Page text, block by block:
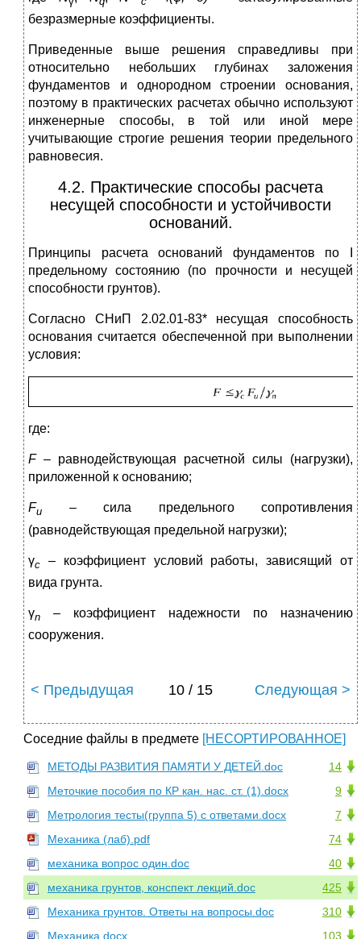
безразмерные коэффициенты.
Приведенные выше решения справедливы при
относительно небольших глубинах заложения
фундаментов и однородном строении основания,
поэтому в практических расчетах обычно используют
инженерные способы, в той или иной мере
учитывающие строгие решения теории предельного
равновесия.
4.2. Практические способы расчета
несущей способности и устойчивости
оснований.
Принципы расчета оснований фундаментов по I
предельному состоянию (по прочности и несущей
способности грунтов).
Согласно СНиП 2.02.01-83* несущая способность
основания считается обеспеченной при выполнении
условия:
где:
F – равнодействующая расчетной силы (нагрузки),
приложенной к основанию;
Fu – сила предельного сопротивления
(равнодействующая предельной нагрузки);
γс – коэффициент условий работы, зависящий от
вида грунта.
γn – коэффициент надежности по назначению
сооружения.
< Предыдущая 10 / 15 Следующая >
Соседние файлы в предмете [НЕСОРТИРОВАННОЕ]
14
МЕТОДЫ РАЗВИТИЯ ПАМЯТИ У ДЕТЕЙ.doc
9
Меточкие пособия по КР кан. нас. ст. (1).docx
7
Метрология тесты(группа 5) с ответами.docx
74
Механика (лаб).pdf
40
механика вопрос один.doc
425
механика грунтов, конспект лекций.doc
310
Механика грунтов. Ответы на вопросы.doc
103
Механика.docx